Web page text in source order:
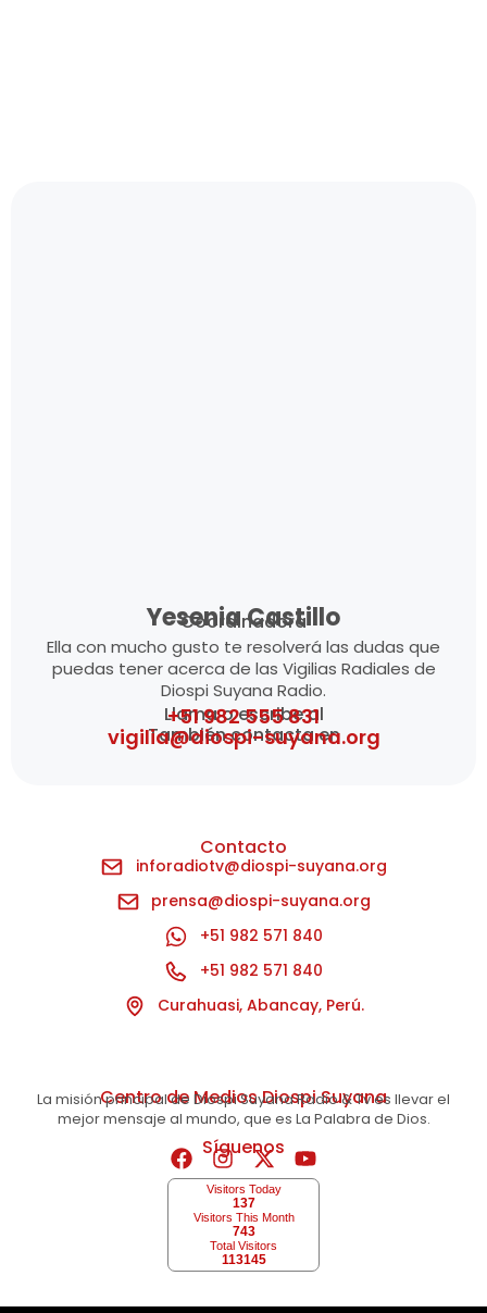
Yesenia Castillo
Coordinadora
Ella con mucho gusto te resolverá las dudas que
puedas tener acerca de las Vigilias Radiales de
Diospi Suyana Radio.
Llama o escribe al
+51 982 555 831
También contacta en
vigilia@diospi-suyana.org
Centro de Medios Diospi Suyana
La misión principal de Diospi Suyana Radio & Tv es llevar el
mejor mensaje al mundo, que es La Palabra de Dios.
Síguenos
Visitors Today
137
Visitors This Month
743
Total Visitors
113145
Contacto
inforadiotv@diospi-suyana.org
prensa@diospi-suyana.org
+51 982 571 840
+51 982 571 840
Curahuasi, Abancay, Perú.